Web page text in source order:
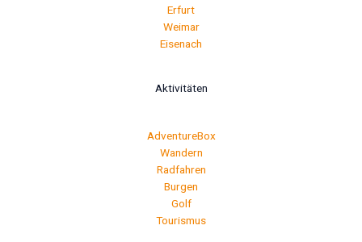
Erfurt
Weimar
Eisenach
Aktivitäten
AdventureBox
Wandern
Radfahren
Burgen
Golf
Tourismus